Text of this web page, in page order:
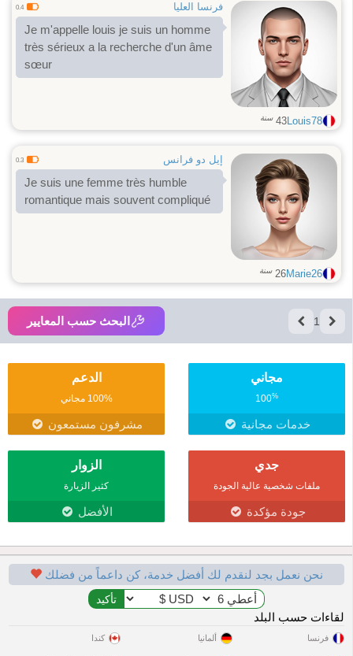
فرنسا العليا 0.4
Je m'appelle louis je suis un homme
très sérieux a la recherche d'un âme
sœur
Louis78
43 سنة
إيل دو فرانس 0.3
Je suis une femme très humble
romantique mais souvent compliqué
Marie26
26 سنة
1 البحث حسب المعايير
مجاني
100%
خدمات مجانية
الدعم
100% مجاني
مشرفون مستمعون
جدي
ملفات شخصية عالية الجودة
جودة مؤكدة
الزوار
كثير الزيارة
الأفضل
نحن نعمل بجد لنقدم لك أفضل خدمة، كن داعماً من فضلك
لقاءات حسب البلد
فرنسا ألمانيا كندا